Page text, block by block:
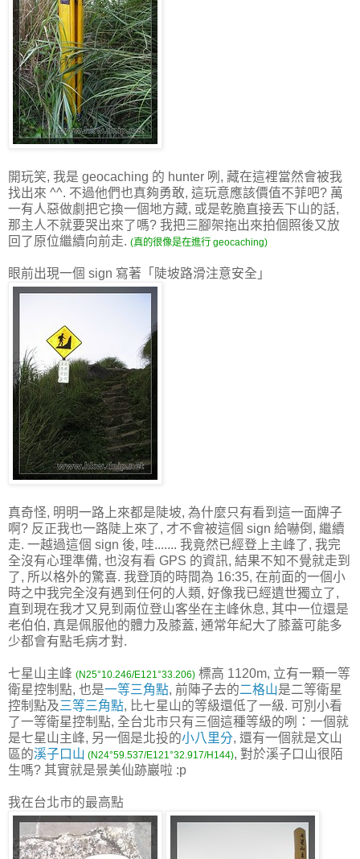
開玩笑, 我是 geocaching 的 hunter 咧, 藏在這裡當然會被我
找出來 ^^. 不過他們也真夠勇敢, 這玩意應該價值不菲吧? 萬
一有人惡做劇把它換一個地方藏, 或是乾脆直接丟下山的話,
那主人不就要哭出來了嗎? 我把三腳架拖出來拍個照後又放
回了原位繼續向前走. (真的很像是在進行 geocaching)
眼前出現一個 sign 寫著「陡坡路滑注意安全」
真奇怪, 明明一路上來都是陡坡, 為什麼只有看到這一面牌子
啊? 反正我也一路陡上來了, 才不會被這個 sign 給嚇倒, 繼續
走. 一越過這個 sign 後, 哇....... 我竟然已經登上主峰了, 我完
全沒有心理準備, 也沒有看 GPS 的資訊, 結果不知不覺就走到
了, 所以格外的驚喜. 我登頂的時間為 16:35, 在前面的一個小
時之中我完全沒有遇到任何的人類, 好像我已經遺世獨立了,
直到現在我才又見到兩位登山客坐在主峰休息, 其中一位還是
老伯伯, 真是佩服他的體力及膝蓋, 通常年紀大了膝蓋可能多
少都會有點毛病才對.
七星山主峰 (N25°10.246/E121°33.206) 標高 1120m, 立有一顆一等
衛星控制點, 也是一等三角點, 前陣子去的二格山是二等衛星
控制點及三等三角點, 比七星山的等級還低了一級. 可別小看
了一等衛星控制點, 全台北市只有三個這種等級的咧：一個就
是七星山主峰, 另一個是北投的小八里分, 還有一個就是文山
區的溪子口山 (N24°59.537/E121°32.917/H144), 對於溪子口山很陌
生嗎? 其實就是景美仙跡巖啦 :p
我在台北市的最高點